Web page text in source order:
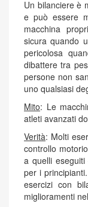
Un bilanciere è
e può essere
macchina
sicura quando
pericolosa
dibattere tra
persone non
uno qualsiasi
Mito: Le
atleti avanzati
Verità: Molti
controllo
a quelli
per i
esercizi con
miglioramenti